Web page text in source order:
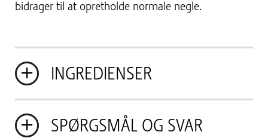
bidrager til at opretholde normale negle.
INGREDIENSER
SPØRGSMÅL OG SVAR